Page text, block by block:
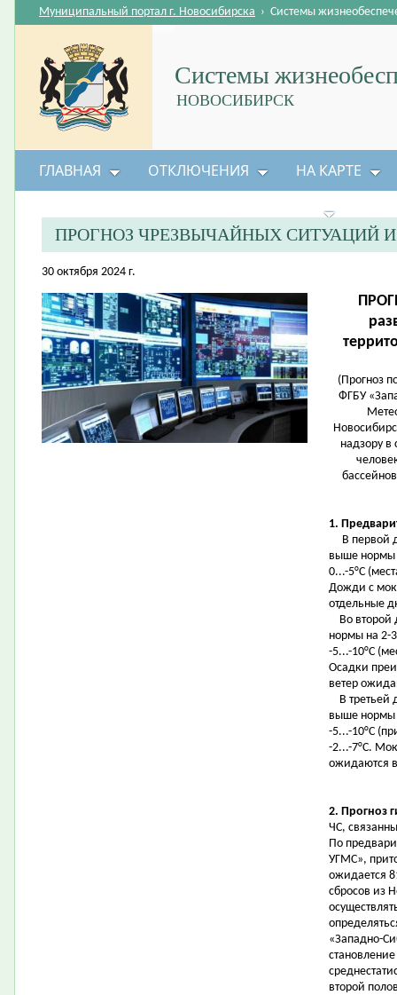
Системы
НОВОСИБИРСК
Муниципальный портал г. Новосибирска › Системы
ГЛАВНАЯ ОТКЛЮЧЕНИЯ НА КАРТЕ
ПРОГНОЗ ЧРЕЗВЫЧАЙНЫХ СИТУАЦИЙ
30 октября 2024 г.
(Прогноз
ФГБУ
надзору в
1.
В первой
выше нормы
0...-5°С
Дожди с
отдельные
Во второй
нормы на 2-
-5...-10°С
Осадки
ветер
В третьей
выше нормы
-5...-10°С
-2...-7°С.
ожидаются
2. Прогноз
ЧС,
По
УГМС»,
ожидается
сбросов из
«Западно-
второй